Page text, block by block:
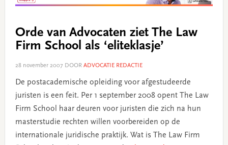
Orde van Advocaten ziet The Law
Firm School als ‘eliteklasje’
28 november 2007 DOOR ADVOCATIE REDACTIE
De postacademische opleiding voor afgestudeerde
juristen is een feit. Per 1 september 2008 opent The Law
Firm School haar deuren voor juristen die zich na hun
masterstudie rechten willen voorbereiden op de
internationale juridische praktijk. Wat is The Law Firm